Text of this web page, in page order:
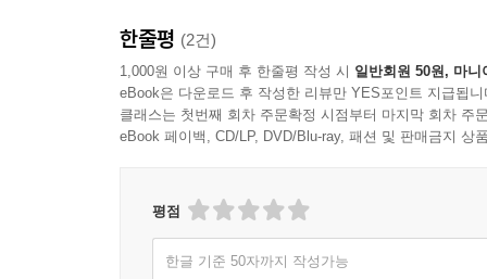
한줄평 (2건)
1,000원 이상 구매 후 한줄평 작성 시 일반회원 50원, 마니
eBook은 다운로드 후 작성한 리뷰만 YES포인트 지급됩니
클래스는 첫번째 회차 주문확정 시점부터 마지막 회차 주
eBook 페이백, CD/LP, DVD/Blu-ray, 패션 및 판매금지 상
평점
한글 기준 50자까지 작성가능